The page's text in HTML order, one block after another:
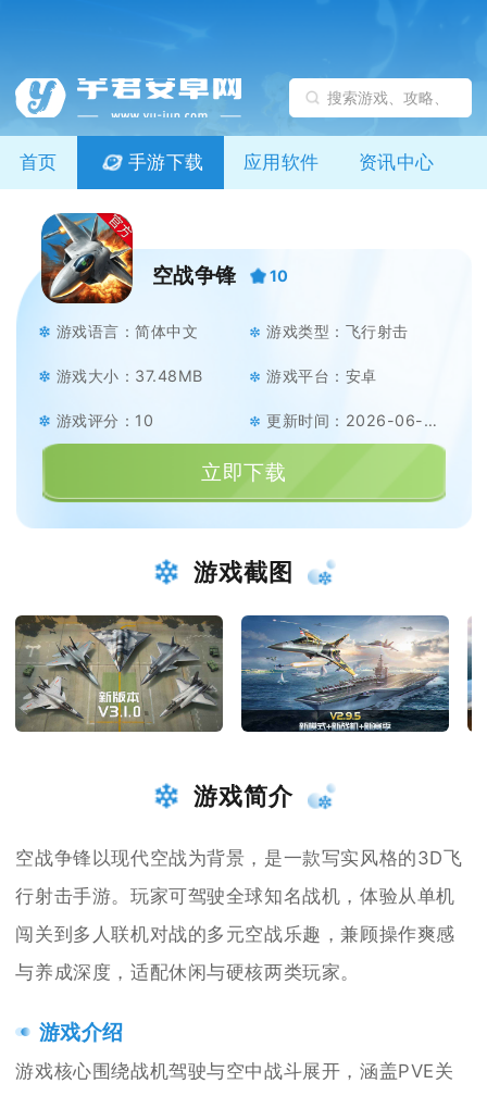
首页 手游下载 应用软件 资讯中心
空战争锋 10
游戏语言：简体中文 游戏类型：飞行射击
游戏大小：37.48MB 游戏平台：安卓
游戏评分：10 更新时间：2026-06-18
立即下载
游戏截图
游戏简介
空战争锋以现代空战为背景，是一款写实风格的3D飞
行射击手游。玩家可驾驶全球知名战机，体验从单机
闯关到多人联机对战的多元空战乐趣，兼顾操作爽感
与养成深度，适配休闲与硬核两类玩家。
游戏介绍
游戏核心围绕战机驾驶与空中战斗展开，涵盖PVE关